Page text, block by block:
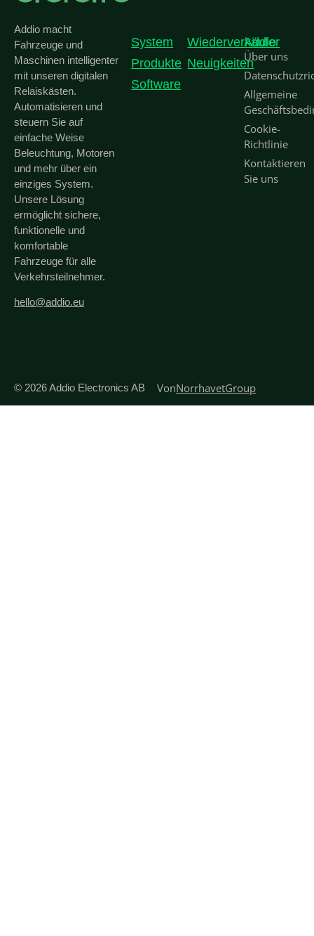
Addio macht
Fahrzeuge und
Maschinen intelligenter
mit unseren digitalen
Relaiskästen.
Automatisieren und
steuern Sie auf
einfache Weise
Beleuchtung, Motoren
und mehr über ein
einziges System.
Unsere Lösung
ermöglicht sichere,
funktionelle und
komfortable
Fahrzeuge für alle
Verkehrsteilnehmer.
hello@addio.eu
System
Produkte
Software
Wiederverkäufer
Neuigkeiten
Addio
Über uns
Allgemeine
Cookie-
Richtlinie
Kontaktieren
Sie uns
© 2026Addio Electronics AB VonNorrhavetGroup